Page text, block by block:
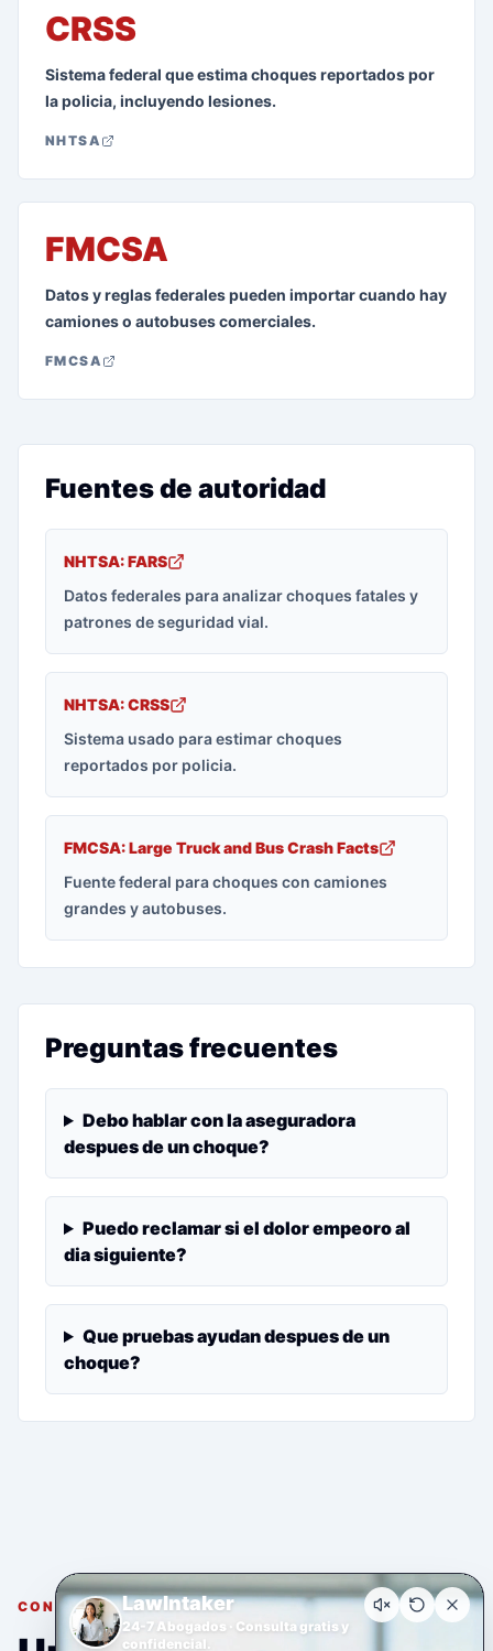
CRSS
Sistema federal que estima choques reportados por
la policia, incluyendo lesiones.
NHTSA
FMCSA
Datos y reglas federales pueden importar cuando hay
camiones o autobuses comerciales.
FMCSA
Fuentes de autoridad
NHTSA: FARS
Datos federales para analizar choques fatales y
patrones de seguridad vial.
NHTSA: CRSS
Sistema usado para estimar choques
reportados por policia.
FMCSA: Large Truck and Bus Crash Facts
Fuente federal para choques con camiones
grandes y autobuses.
Preguntas frecuentes
Debo hablar con la aseguradora
despues de un choque?
Puedo reclamar si el dolor empeoro al
dia siguiente?
Que pruebas ayudan despues de un
choque?
CONSULTA GRATUITA Y CONFIDENCIAL
LawIntaker
24-7 Abogados · Consulta gratis y
confidencial.